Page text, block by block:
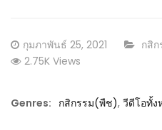
Posted
on
กุมภาพันธ์ 25, 2021 กสิ
2.75K Views
Genres: กสิกรรม(พืช), วีดีโอทั้ง